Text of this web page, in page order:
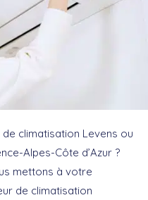
climatisation Levens ou
Alpes-Côte d’Azur ?
mettons à votre
de climatisation